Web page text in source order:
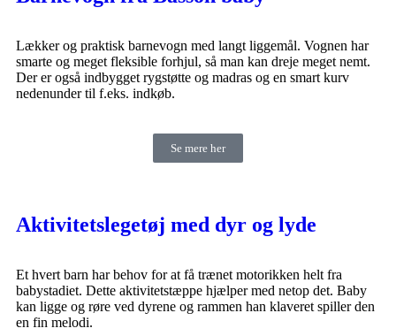
Lækker og praktisk barnevogn med langt liggemål. Vognen har
smarte og meget fleksible forhjul, så man kan dreje meget nemt.
Der er også indbygget rygstøtte og madras og en smart kurv
nedenunder til f.eks. indkøb.
Se mere her
Aktivitetslegetøj med dyr og lyde
Et hvert barn har behov for at få trænet motorikken helt fra
babystadiet. Dette aktivitetstæppe hjælper med netop det. Baby
kan ligge og røre ved dyrene og rammen han klaveret spiller den
en fin melodi.